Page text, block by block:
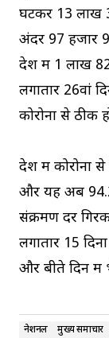
घटकर 13 लाख
अंदर 97 हजार
देश में 1 लाख 82
लगातार 26वां
कोरोना से ठीक
देश में कोरोना से
और यह अब
संक्रमण दर
लगातार 15
और बीते दिन में
नेशनल मुख्य समाचार